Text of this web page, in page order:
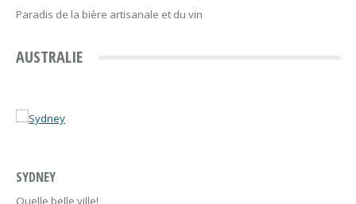
Paradis de la bière artisanale et du vin
AUSTRALIE
SYDNEY
Quelle belle ville!